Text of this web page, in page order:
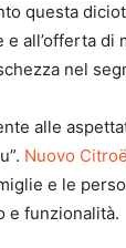
questa
all’offerta di
nel
alle
Nuovo
e le
e funzionalità.